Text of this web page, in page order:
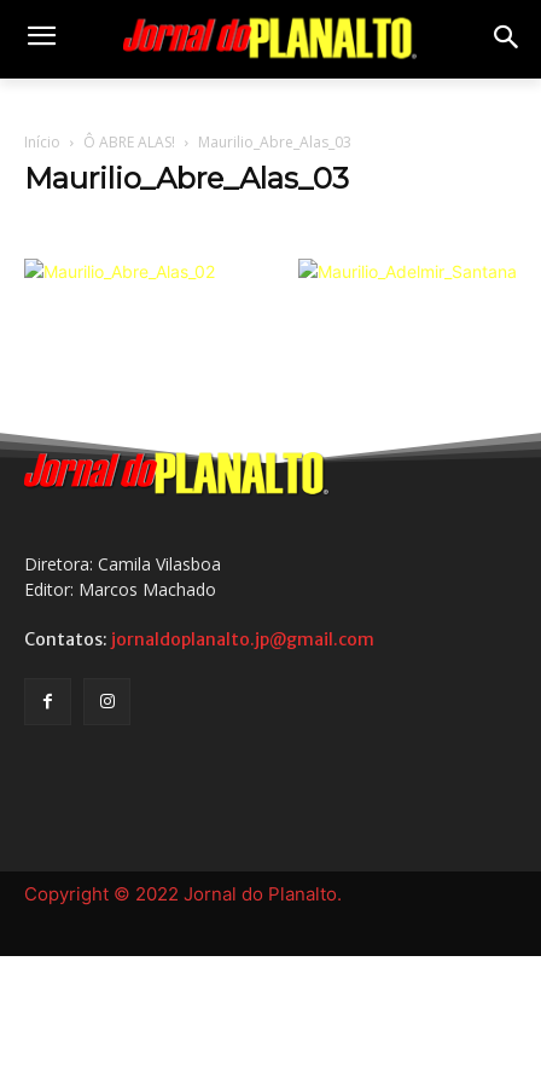
Início Ô ABRE ALAS! Maurilio_Abre_Alas_03
Maurilio_Abre_Alas_03
Diretora: Camila Vilasboa
Editor: Marcos Machado
Contatos: jornaldoplanalto.jp@gmail.com
Copyright © 2022 Jornal do Planalto.